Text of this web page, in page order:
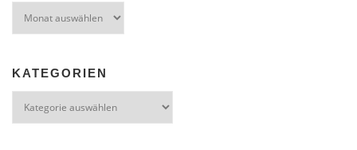
KATEGORIEN